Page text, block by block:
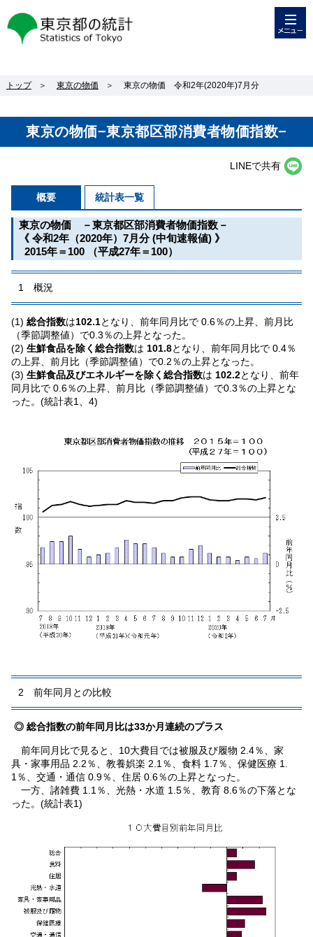
東京都の統計
トップ ＞ 東京の物価 ＞ 東京の物価 令和2年(2020年)7月分
東京の物価−東京都区部消費者物価指数−
LINEで共有
概要 統計表一覧
東京の物価 －東京都区部消費者物価指数－
《 令和2年（2020年）7月分 (中旬速報値) 》
2015年＝100 （平成27年＝100）
1 概況
(1) 総合指数は102.1となり、前年同月比で 0.6％の上昇、前月比
（季節調整値）で0.3％の上昇となった。
(2) 生鮮食品を除く総合指数は 101.8となり、前年同月比で 0.4％
の上昇、前月比（季節調整値）で0.2％の上昇となった。
(3) 生鮮食品及びエネルギーを除く総合指数は 102.2となり、前年
同月比で 0.6％の上昇、前月比（季節調整値）で0.3％の上昇とな
った。(統計表1、4)
2 前年同月との比較
◎ 総合指数の前年同月比は33か月連続のプラス
前年同月比で見ると、10大費目では被服及び履物 2.4％、家
具・家事用品 2.2％、教養娯楽 2.1％、食料 1.7％、保健医療 1.
1％、交通・通信 0.9％、住居 0.6％の上昇となった。
一方、諸雑費 1.1％、光熱・水道 1.5％、教育 8.6％の下落とな
った。(統計表1)